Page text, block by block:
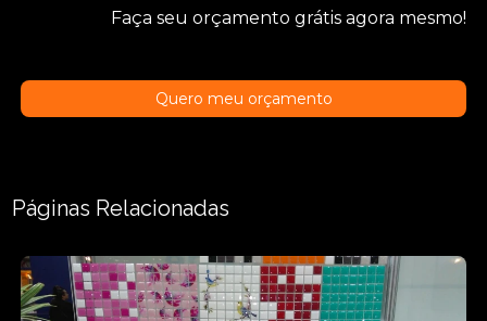
Faça seu orçamento grátis agora mesmo!
Quero meu orçamento
Páginas Relacionadas